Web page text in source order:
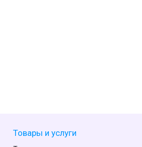
Товары и услуги